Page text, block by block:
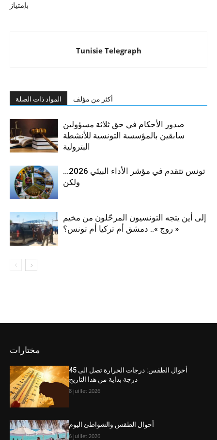
بإمتياز
Tunisie Telegraph
المواد ذات الصلة أكثر من مؤلف
صدور الأحكام في حق ثلاثة مسؤولين
سابقين بالمؤسسة التونسية للأنشطة
البترولية
تونس تتقدم في مؤشر الأداء البيئي 2026…
ولكن
إلى أين يتجه التونسيون المرحّلون من مخيم
« روج ».. دمشق أم تركيا أم تونس؟
مختارات
أحوال الطقس: درجات الحرارة تصل الى 45
درجة بداية من هذا التاريخ
8 juillet 2026
أحوال الطقس والشواطئ اليوم
6 juillet 2026